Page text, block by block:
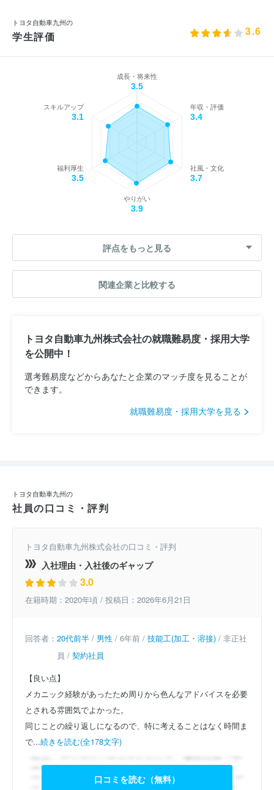
トヨタ自動車九州の
学生評価 3.6
成長・将来性
3.5
年収・評価
3.4
社風・文化
3.7
やりがい
3.9
福利厚生
3.5
スキルアップ
3.1
評点をもっと見る
関連企業と比較する
トヨタ自動車九州株式会社の就職難易度・採用大学
を公開中！
選考難易度などからあなたと企業のマッチ度を見ることが
できます。
就職難易度・採用大学を見る
トヨタ自動車九州の
社員の口コミ・評判
トヨタ自動車九州株式会社の口コミ・評判
入社理由・入社後のギャップ
3.0
在籍時期：2020年頃 / 投稿日：2026年6月21日
回答者： 20代前半 / 男性 / 6年前 / 技能工(加工・溶接) / 非正社
員 / 契約社員
【良い点】
メカニック経験があったため周りから色んなアドバイスを必要
とされる雰囲気でよかった。
同じことの繰り返しになるので、特に考えることはなく時間ま
で...続きを読む(全178文字)
口コミを読む（無料）